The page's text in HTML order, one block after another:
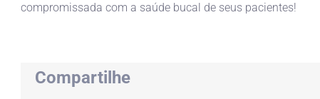
compromissada com a saúde bucal de seus pacientes!
Compartilhe